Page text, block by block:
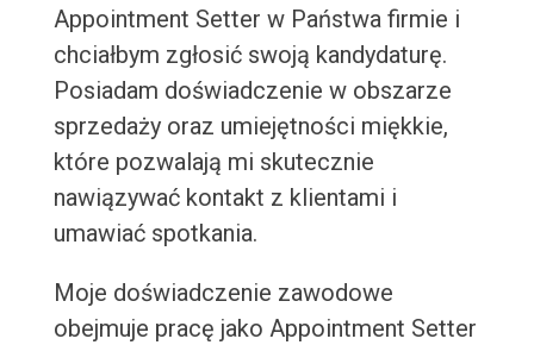
Appointment Setter w Państwa firmie i
chciałbym zgłosić swoją kandydaturę.
Posiadam doświadczenie w obszarze
sprzedaży oraz umiejętności miękkie,
które pozwalają mi skutecznie
nawiązywać kontakt z klientami i
umawiać spotkania.
Moje doświadczenie zawodowe
obejmuje pracę jako Appointment Setter